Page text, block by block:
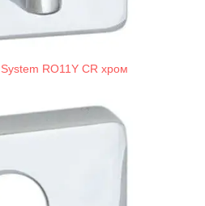
RO11Y CR хром